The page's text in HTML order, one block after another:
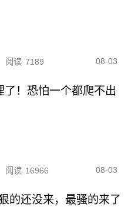
阅读 7189 08-03
！恐怕一个都爬不出
阅读 16966 08-03
的还没来，最骚的来了